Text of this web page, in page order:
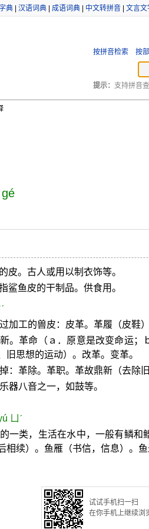
典| 汉语词典| 成语词典| 中文转拼音| 文言文
按拼音检索 按
提示： 支持拼音
皮。古人或用以制衣饰等。
鲨鱼皮的干制品。供食用。
加工的兽皮：皮革。革履（皮鞋）
。革命（ａ．原意是改变命运；
旧思想的运动）。改革。变革。
：革除。革职。革故鼎新（去除旧
器八音之一，如鼓等。
ㄩˊ
一类，生活在水中，一般有鳞和
相续）。鱼雁（书信，信息）。
试试手机扫一扫
在你手机上继续浏